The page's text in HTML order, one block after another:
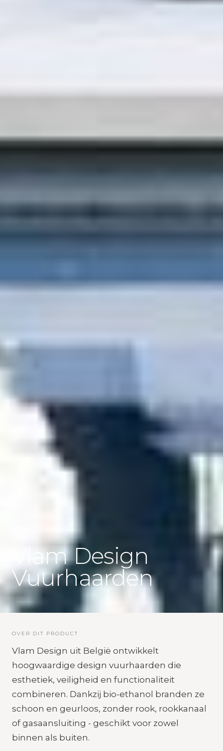
Vlam Design
Vuurhaarden
OVER DIT PRODUCT
Vlam Design uit België ontwikkelt
hoogwaardige design vuurhaarden die
esthetiek, veiligheid en functionaliteit
combineren. Dankzij bio-ethanol branden ze
schoon en geurloos, zonder rook, rookkanaal
of gasaansluiting - geschikt voor zowel
binnen als buiten.